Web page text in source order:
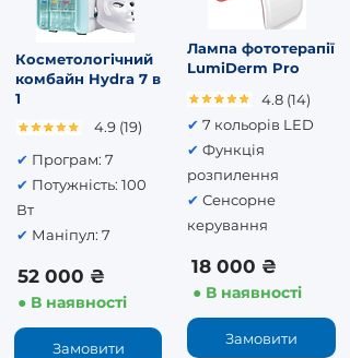
Косметологічний
комбайн Hydra 7 в
1
4.9 (19)
✔ Програм: 7
✔ Потужність: 100
Вт
✔ Маніпул: 7
52 000 ₴
● В наявності
Замовити
Лампа фототерапії
LumiDerm Pro
4.8 (14)
✔ 7 кольорів LED
✔ Функція
розпилення
✔ Сенсорне
керування
18 000 ₴
● В наявності
Замовити